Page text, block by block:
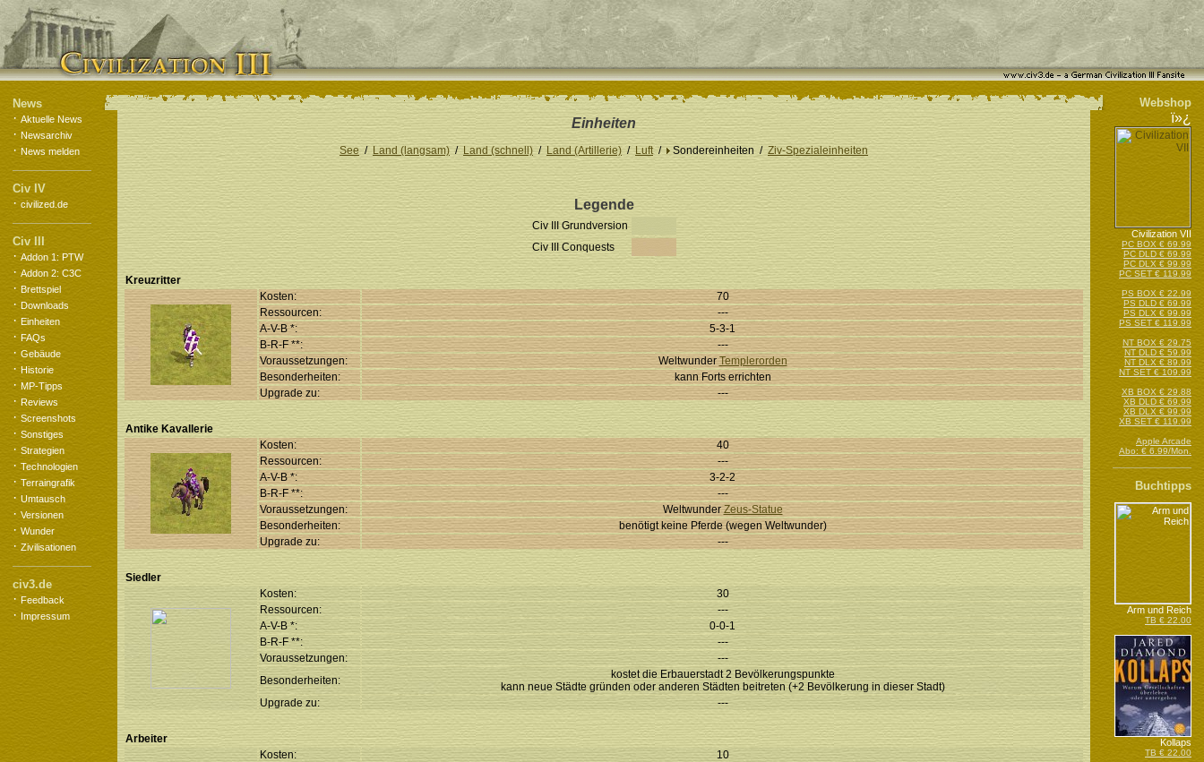
News Webshop
· Aktuelle News
· Newsarchiv
· News melden
Civ IV
· civilized.de
Civ III
· Addon 1: PTW
· Addon 2: C3C
· Brettspiel
· Downloads
· Einheiten
· FAQs
· Gebäude
· Historie
· MP-Tipps
· Reviews
· Screenshots
· Sonstiges
· Strategien
· Technologien
· Terraingrafik
· Umtausch
· Versionen
· Wunder
· Zivilisationen
civ3.de
· Feedback
· Impressum
Einheiten
See / Land (langsam) /Land (schnell)/ Land (Artillerie) /Luft/ Sondereinheiten / Ziv-Spezialeinheiten
Legende
Civ III Grundversion
Civ III Conquests
Kreuzritter
Kosten:
70
Ressourcen:
---
A-V-B *:
5-3-1
B-R-F **:
---
Voraussetzungen:
WeltwunderTemplerorden
Besonderheiten:
kann Forts errichten
Upgrade zu:
---
Antike Kavallerie
Kosten:
40
Ressourcen:
---
A-V-B *:
3-2-2
B-R-F **:
---
Voraussetzungen:
WeltwunderZeus-Statue
Besonderheiten:
benötigt keine Pferde (wegen Weltwunder)
Upgrade zu:
---
Siedler
Kosten:
30
Ressourcen:
---
A-V-B *:
0-0-1
B-R-F **:
---
Voraussetzungen:
---
Besonderheiten:
kostet die Erbauerstadt 2 Bevölkerungspunkte
kann neue Städte gründen oder anderen Städten beitreten (+2 Bevölkerung in dieser Stadt)
Upgrade zu:
---
Arbeiter
Kosten:
10
ï»¿
Civilization VII
PC BOX € 69.99
PC DLD € 69.99
PC DLX € 99.99
PC SET € 119.99
PS BOX € 22.99
PS DLD € 69.99
PS DLX € 99.99
PS SET € 119.99
NT BOX € 29.75
NT DLD € 59.99
NT DLX € 89.99
NT SET € 109.99
XB BOX € 29.88
XB DLD € 69.99
XB DLX € 99.99
XB SET € 119.99
Apple Arcade
Abo: € 6.99/Mon.
Buchtipps
Arm und Reich
TB € 22.00
Kollaps
TB € 22.00